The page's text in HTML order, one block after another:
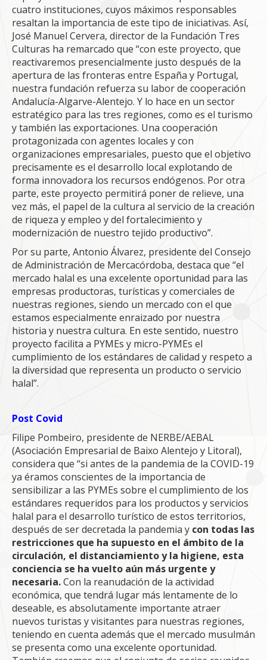
cuatro instituciones, cuyos máximos responsables
resaltan la importancia de este tipo de iniciativas. Así,
José Manuel Cervera, director de la Fundación Tres
Culturas ha remarcado que “con este proyecto, que
reactivaremos presencialmente justo después de la
apertura de las fronteras entre España y Portugal,
nuestra fundación refuerza su labor de cooperación
Andalucía-Algarve-Alentejo. Y lo hace en un sector
estratégico para las tres regiones, como es el turismo
y también las exportaciones. Una cooperación
protagonizada con agentes locales y con
organizaciones empresariales, puesto que el objetivo
precisamente es el desarrollo local explotando de
forma innovadora los recursos endógenos. Por otra
parte, este proyecto permitirá poner de relieve, una
vez más, el papel de la cultura al servicio de la creación
de riqueza y empleo y del fortalecimiento y
modernización de nuestro tejido productivo”.
Por su parte, Antonio Álvarez, presidente del Consejo
de Administración de Mercacórdoba, destaca que “el
mercado halal es una excelente oportunidad para las
empresas productoras, turísticas y comerciales de
nuestras regiones, siendo un mercado con el que
estamos especialmente enraizado por nuestra
historia y nuestra cultura. En este sentido, nuestro
proyecto facilita a PYMEs y micro-PYMEs el
cumplimiento de los estándares de calidad y respeto a
la diversidad que representa un producto o servicio
halal”.
Post Covid
Filipe Pombeiro, presidente de NERBE/AEBAL
(Asociación Empresarial de Baixo Alentejo y Litoral),
considera que “si antes de la pandemia de la COVID-19
ya éramos conscientes de la importancia de
sensibilizar a las PYMEs sobre el cumplimiento de los
estándares requeridos para los productos y servicios
halal para el desarrollo turístico de estos territorios,
después de ser decretada la pandemia y con todas las
restricciones que ha supuesto en el ámbito de la
circulación, el distanciamiento y la higiene, esta
conciencia se ha vuelto aún más urgente y
necesaria.Con la reanudación de la actividad
económica, que tendrá lugar más lentamente de lo
deseable, es absolutamente importante atraer
nuevos turistas y visitantes para nuestras regiones,
teniendo en cuenta además que el mercado musulmán
se presenta como una excelente oportunidad.